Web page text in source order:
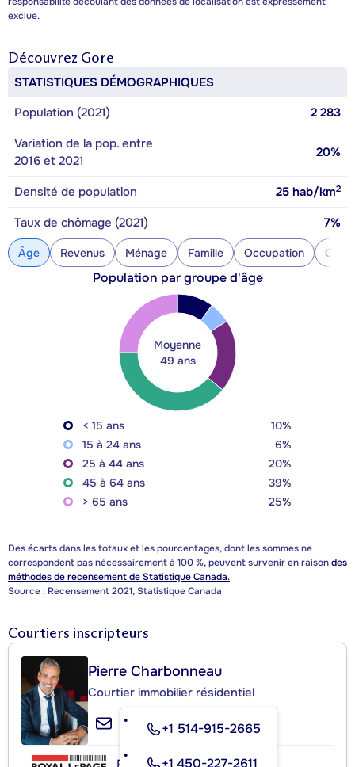
exclue.
Découvrez Gore
STATISTIQUES DÉMOGRAPHIQUES
Population (2021)
2 283
Variation de la pop. entre
2016 et 2021
20%
Densité de population 25 hab/km2
Taux de chômage (2021) 7%
Âge Revenus Ménage Famille Occupation
Population par groupe d'âge
Moyenne
49 ans
< 15 ans
10%
15 à 24 ans
6%
25 à 44 ans
20%
45 à 64 ans
39%
> 65 ans
25%
Des écarts dans les totaux et les pourcentages, dont les sommes ne
correspondent pas nécessairement à 100 %, peuvent survenir en raisondes
méthodes de recensement de Statistique Canada.
Source : Recensement 2021, Statistique Canada
Courtiers inscripteurs
Pierre Charbonneau
Courtier immobilier résidentiel
+1 514-915-2665
+1 450-227-2611